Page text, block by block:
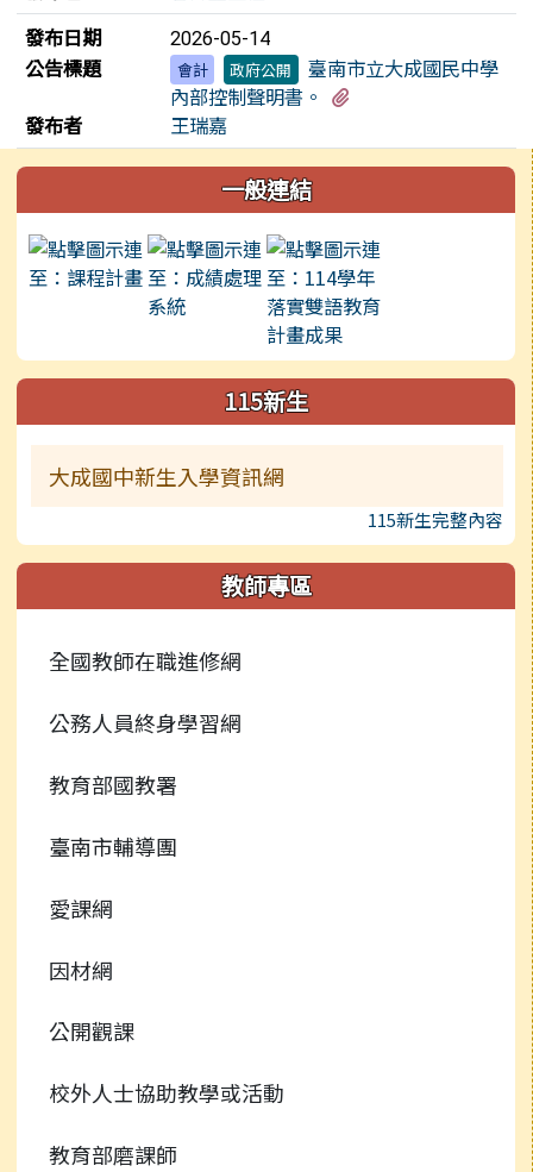
發布日期
2026-05-14
公告標題 會計 政府公開
臺南市立大成國民中學
內部控制聲明書。
發布者
王瑞嘉
左邊區域內容 一般連結
115新生
大成國中新生入學資訊網
115新生完整內容
教師專區
全國教師在職進修網
公務人員終身學習網
教育部國教署
臺南市輔導團
愛課網
因材網
公開觀課
校外人士協助教學或活動
教育部磨課師